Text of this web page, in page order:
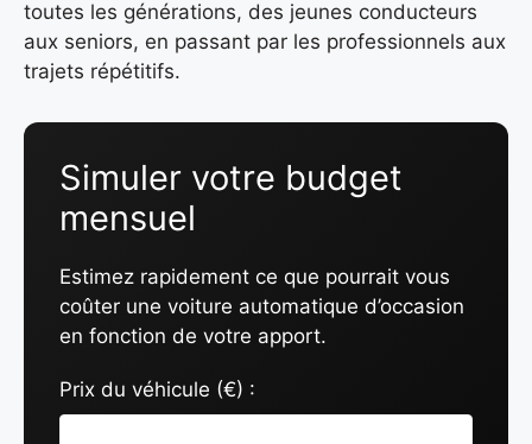
toutes les générations, des jeunes conducteurs
aux seniors, en passant par les professionnels aux
trajets répétitifs.
Simuler votre budget
mensuel
Estimez rapidement ce que pourrait vous
coûter une voiture automatique d’occasion
en fonction de votre apport.
Prix du véhicule (€) :